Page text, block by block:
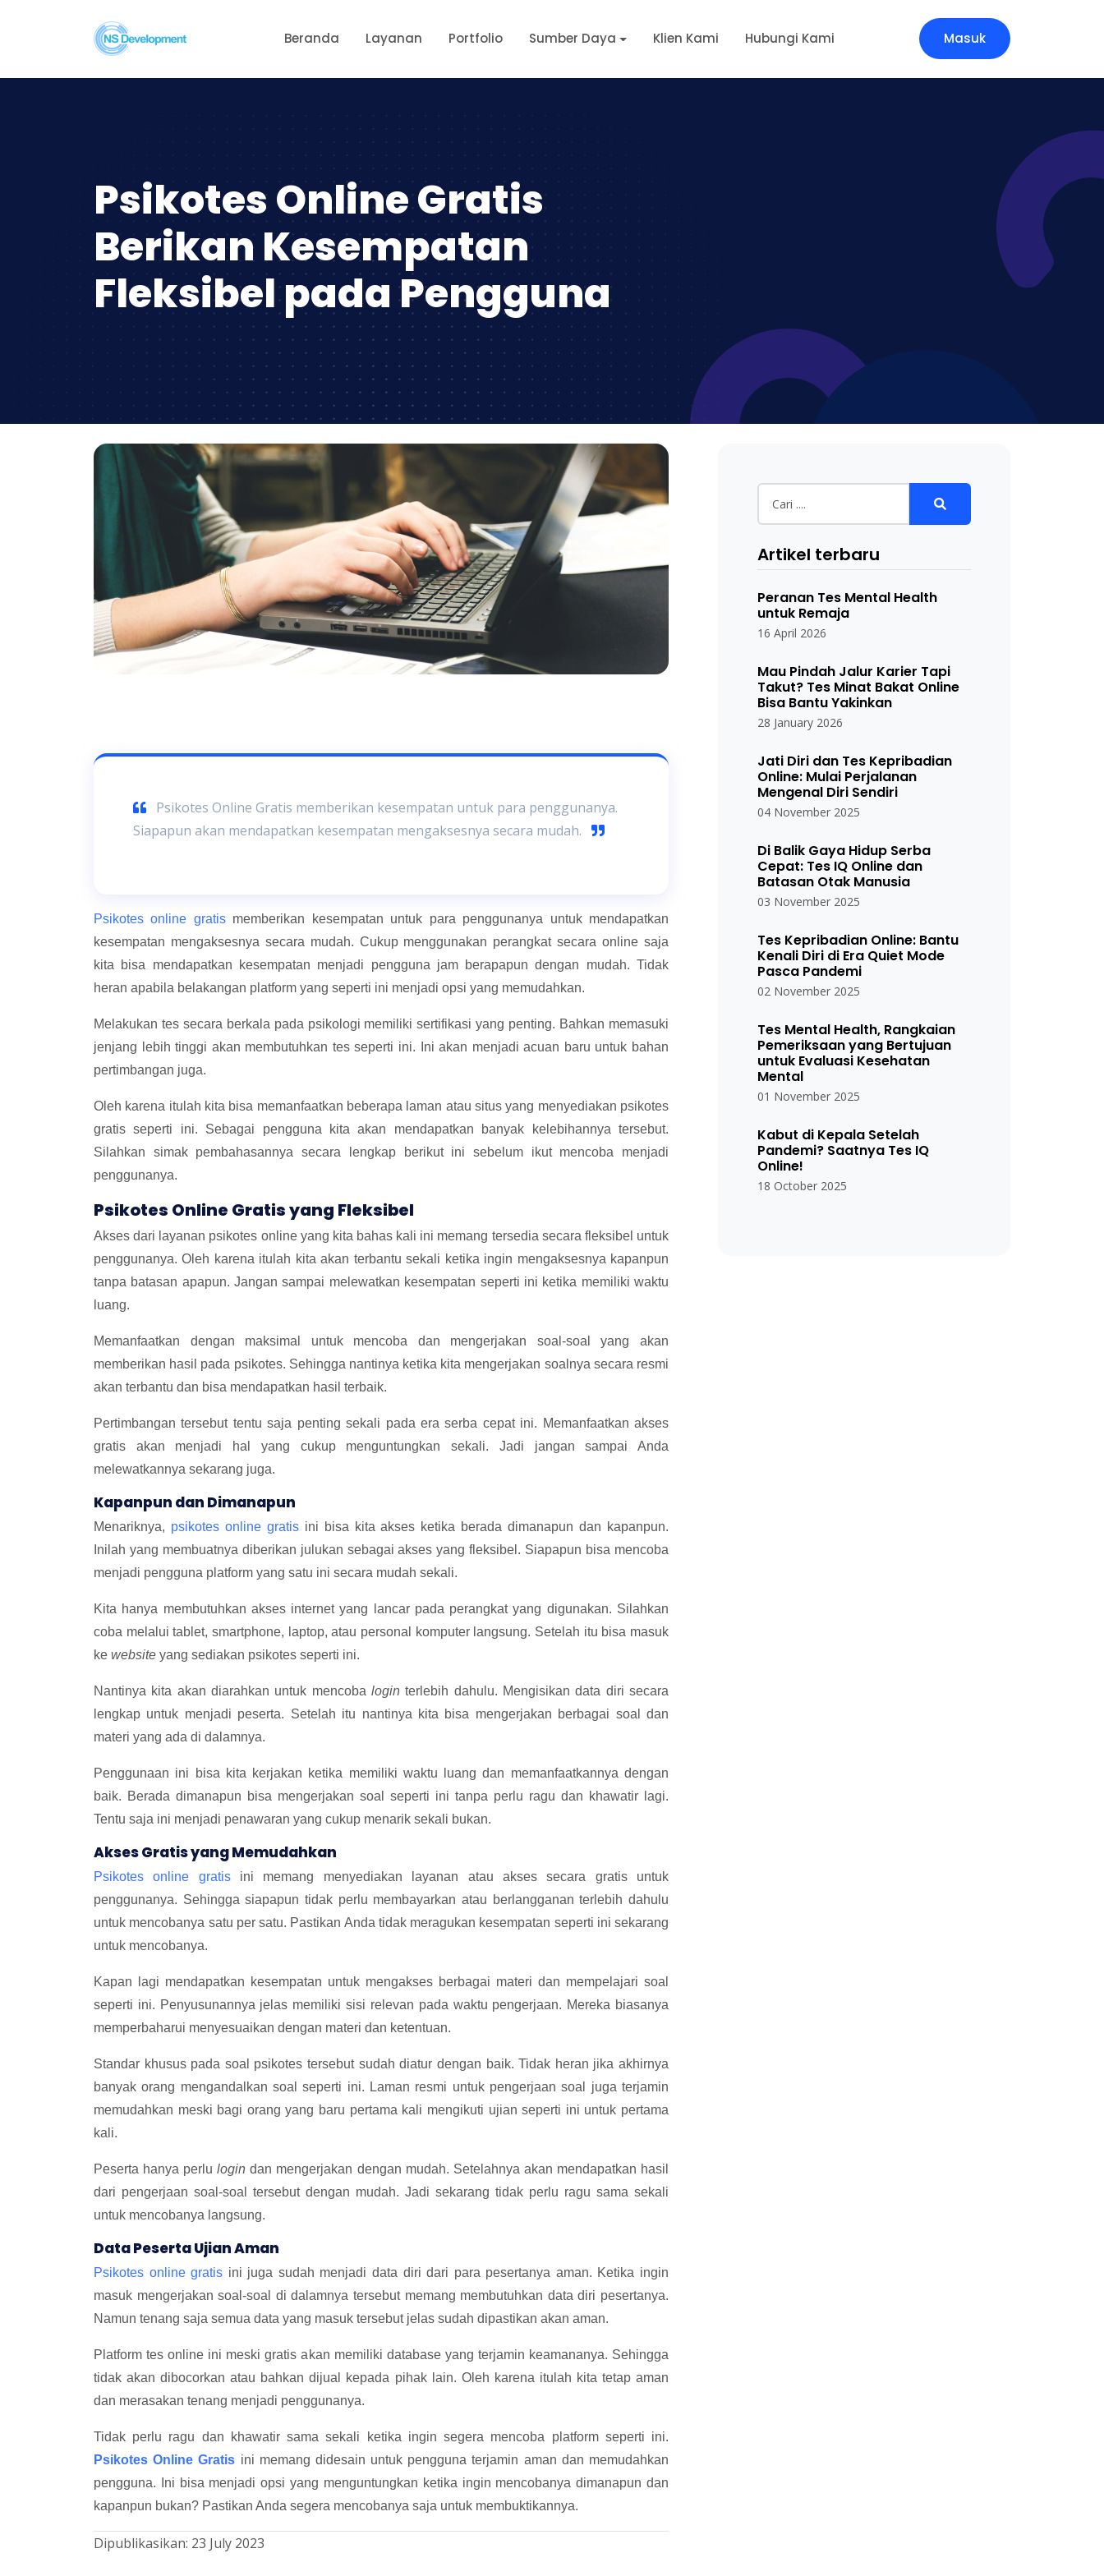
Beranda Layanan Portfolio Sumber Daya Klien Kami Hubungi Kami Masuk
Psikotes Online Gratis
Berikan Kesempatan
Fleksibel pada Pengguna
Psikotes Online Gratis memberikan kesempatan untuk para penggunanya.
Siapapun akan mendapatkan kesempatan mengaksesnya secara mudah.
Psikotes online gratismemberikan kesempatan untuk para penggunanya untuk mendapatkan
kesempatan mengaksesnya secara mudah. Cukup menggunakan perangkat secara online saja
kita bisa mendapatkan kesempatan menjadi pengguna jam berapapun dengan mudah. Tidak
heran apabila belakangan platform yang seperti ini menjadi opsi yang memudahkan.
Melakukan tes secara berkala pada psikologi memiliki sertifikasi yang penting. Bahkan memasuki
jenjang lebih tinggi akan membutuhkan tes seperti ini. Ini akan menjadi acuan baru untuk bahan
pertimbangan juga.
Oleh karena itulah kita bisa memanfaatkan beberapa laman atau situs yang menyediakan psikotes
gratis seperti ini. Sebagai pengguna kita akan mendapatkan banyak kelebihannya tersebut.
Silahkan simak pembahasannya secara lengkap berikut ini sebelum ikut mencoba menjadi
penggunanya.
Psikotes Online Gratis yang Fleksibel
Akses dari layanan psikotes online yang kita bahas kali ini memang tersedia secara fleksibel untuk
penggunanya. Oleh karena itulah kita akan terbantu sekali ketika ingin mengaksesnya kapanpun
tanpa batasan apapun. Jangan sampai melewatkan kesempatan seperti ini ketika memiliki waktu
luang.
Memanfaatkan dengan maksimal untuk mencoba dan mengerjakan soal-soal yang akan
memberikan hasil pada psikotes. Sehingga nantinya ketika kita mengerjakan soalnya secara resmi
akan terbantu dan bisa mendapatkan hasil terbaik.
Pertimbangan tersebut tentu saja penting sekali pada era serba cepat ini. Memanfaatkan akses
gratis akan menjadi hal yang cukup menguntungkan sekali. Jadi jangan sampai Anda
melewatkannya sekarang juga.
Kapanpun dan Dimanapun
Menariknya, psikotes online gratisini bisa kita akses ketika berada dimanapun dan kapanpun.
Inilah yang membuatnya diberikan julukan sebagai akses yang fleksibel. Siapapun bisa mencoba
menjadi pengguna platform yang satu ini secara mudah sekali.
Kita hanya membutuhkan akses internet yang lancar pada perangkat yang digunakan. Silahkan
coba melalui tablet, smartphone, laptop, atau personal komputer langsung. Setelah itu bisa masuk
ke website yang sediakan psikotes seperti ini.
Nantinya kita akan diarahkan untuk mencoba loginterlebih dahulu. Mengisikan data diri secara
lengkap untuk menjadi peserta. Setelah itu nantinya kita bisa mengerjakan berbagai soal dan
materi yang ada di dalamnya.
Penggunaan ini bisa kita kerjakan ketika memiliki waktu luang dan memanfaatkannya dengan
baik. Berada dimanapun bisa mengerjakan soal seperti ini tanpa perlu ragu dan khawatir lagi.
Tentu saja ini menjadi penawaran yang cukup menarik sekali bukan.
Akses Gratis yang Memudahkan
Psikotes online gratisini memang menyediakan layanan atau akses secara gratis untuk
penggunanya. Sehingga siapapun tidak perlu membayarkan atau berlangganan terlebih dahulu
untuk mencobanya satu per satu. Pastikan Anda tidak meragukan kesempatan seperti ini sekarang
untuk mencobanya.
Kapan lagi mendapatkan kesempatan untuk mengakses berbagai materi dan mempelajari soal
seperti ini. Penyusunannya jelas memiliki sisi relevan pada waktu pengerjaan. Mereka biasanya
memperbaharui menyesuaikan dengan materi dan ketentuan.
Standar khusus pada soal psikotes tersebut sudah diatur dengan baik. Tidak heran jika akhirnya
banyak orang mengandalkan soal seperti ini. Laman resmi untuk pengerjaan soal juga terjamin
memudahkan meski bagi orang yang baru pertama kali mengikuti ujian seperti ini untuk pertama
kali.
Peserta hanya perlulogindan mengerjakan dengan mudah. Setelahnya akan mendapatkan hasil
dari pengerjaan soal-soal tersebut dengan mudah. Jadi sekarang tidak perlu ragu sama sekali
untuk mencobanya langsung.
Data Peserta Ujian Aman
Psikotes online gratis ini juga sudah menjadi data diri dari para pesertanya aman. Ketika ingin
masuk mengerjakan soal-soal di dalamnya tersebut memang membutuhkan data diri pesertanya.
Namun tenang saja semua data yang masuk tersebut jelas sudah dipastikan akan aman.
Platform tes online ini meski gratis akan memiliki database yang terjamin keamananya. Sehingga
tidak akan dibocorkan atau bahkan dijual kepada pihak lain. Oleh karena itulah kita tetap aman
dan merasakan tenang menjadi penggunanya.
Tidak perlu ragu dan khawatir sama sekali ketika ingin segera mencoba platform seperti ini.
Psikotes Online Gratis ini memang didesain untuk pengguna terjamin aman dan memudahkan
pengguna. Ini bisa menjadi opsi yang menguntungkan ketika ingin mencobanya dimanapun dan
kapanpun bukan? Pastikan Anda segera mencobanya saja untuk membuktikannya.
Dipublikasikan: 23 July 2023
Artikel terbaru
Peranan Tes Mental Health
untuk Remaja
16 April 2026
Mau Pindah Jalur Karier Tapi
Takut? Tes Minat Bakat Online
Bisa Bantu Yakinkan
28 January 2026
Jati Diri dan Tes Kepribadian
Online: Mulai Perjalanan
Mengenal Diri Sendiri
04 November 2025
Di Balik Gaya Hidup Serba
Cepat: Tes IQ Online dan
Batasan Otak Manusia
03 November 2025
Tes Kepribadian Online: Bantu
Kenali Diri di Era Quiet Mode
Pasca Pandemi
02 November 2025
Tes Mental Health, Rangkaian
Pemeriksaan yang Bertujuan
untuk Evaluasi Kesehatan
Mental
01 November 2025
Kabut di Kepala Setelah
Pandemi? Saatnya Tes IQ
Online!
18 October 2025